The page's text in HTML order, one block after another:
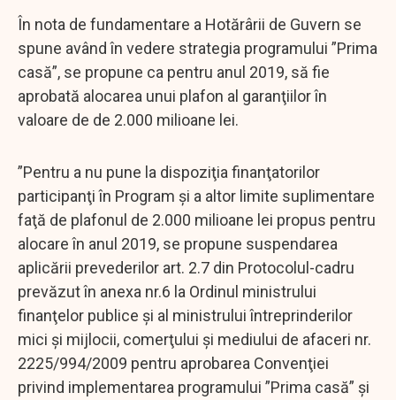
În nota de fundamentare a Hotărârii de Guvern se
spune având în vedere strategia programului ”Prima
casă”, se propune ca pentru anul 2019, să fie
aprobată alocarea unui plafon al garanţiilor în
valoare de de 2.000 milioane lei.
”Pentru a nu pune la dispoziţia finanţatorilor
participanţi în Program și a altor limite suplimentare
faţă de plafonul de 2.000 milioane lei propus pentru
alocare în anul 2019, se propune suspendarea
aplicării prevederilor art. 2.7 din Protocolul-cadru
prevăzut în anexa nr.6 la Ordinul ministrului
finanţelor publice şi al ministrului întreprinderilor
mici şi mijlocii, comerţului şi mediului de afaceri nr.
2225/994/2009 pentru aprobarea Convenţiei
privind implementarea programului ”Prima casă” şi